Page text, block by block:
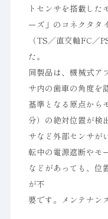
トセンサを搭載した
ーズ」のコネクタタ
（TS／直交軸FC／
た。
同製品は、機械式ア
サ内の歯車の角度を
基準となる原点から
分）の絶対位置が検
サなど外部センサが
転中の電源遮断やモ
などがあっても、位
が不
要です。メンテナン